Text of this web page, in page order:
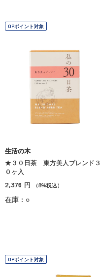
OPポイント対象
生活の木
★３０日茶 東方美人ブレンド３
０ヶ入
2,376 円 （8%税込）
在庫：○
OPポイント対象